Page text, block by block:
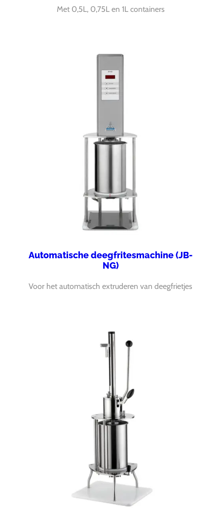
Met 0,5L, 0,75L en 1L containers
Automatische deegfritesmachine (JB-
NG)
Voor het automatisch extruderen van deegfrietjes